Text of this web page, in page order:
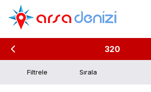
320
Filtrele